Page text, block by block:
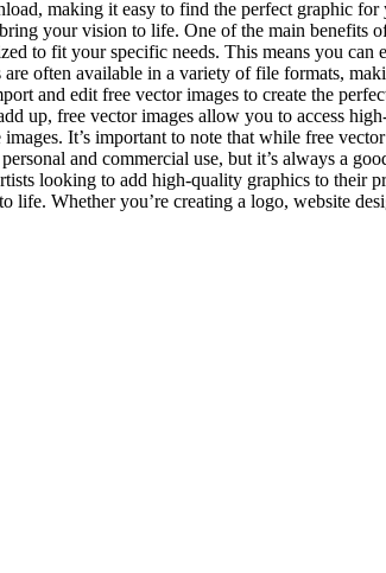
making it easy to find the perfect graphic
your vision to life. One of the main benefits
to fit your specific needs. This means you can
often available in a variety of file formats,
and edit free vector images to create the
up, free vector images allow you to access
It’s important to note that while free
and commercial use, but it’s always a
looking to add high-quality graphics to their
Whether you’re creating a logo, website